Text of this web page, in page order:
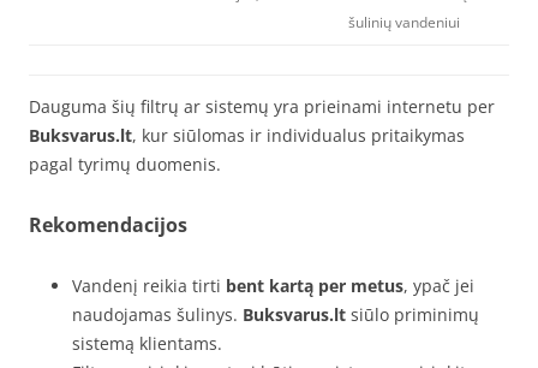
šulinių vandeniui
Dauguma šių filtrų ar sistemų yra prieinami internetu per
Buksvarus.lt, kur siūlomas ir individualus pritaikymas
pagal tyrimų duomenis.
Rekomendacijos
Vandenį reikia tirti bent kartą per metus, ypač jei
naudojamas šulinys. Buksvarus.lt siūlo priminimų
sistemą klientams.